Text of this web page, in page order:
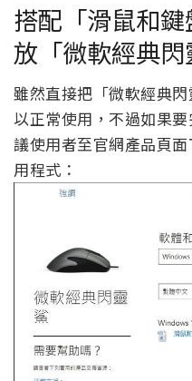
搭配「滑鼠和
放「微軟經典閃
雖然直接把「微軟經典
以正常使用，不過如果
議使用者至官網產品頁
用程式：